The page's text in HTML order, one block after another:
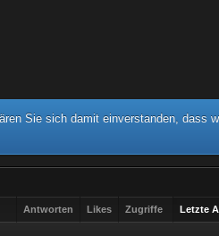
Sie sich damit einverstanden, dass
Antworten Likes Zugriffe Letzte